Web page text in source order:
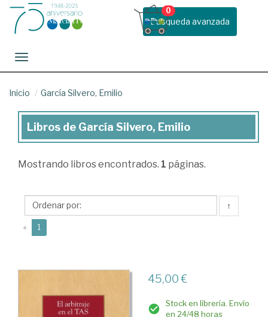
Busqueda avanzada
0
Toggle navigation
Inicio García Silvero, Emilio
Libros
García
Emilio
Libros de García Silvero, Emilio
Mostrando libros encontrados. 1 páginas.
↑
« 1
45,00 €
Stock en librería. Envío
en 24/48 horas